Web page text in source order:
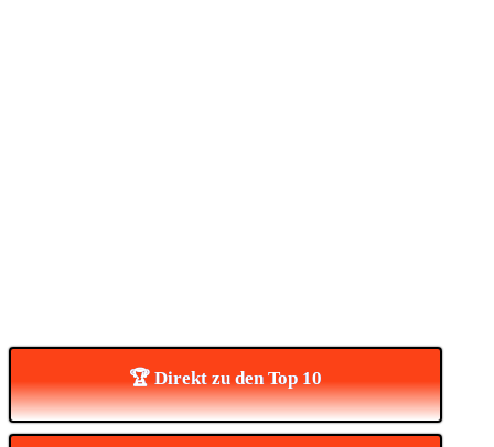
🏆 Direkt zu den Top 10